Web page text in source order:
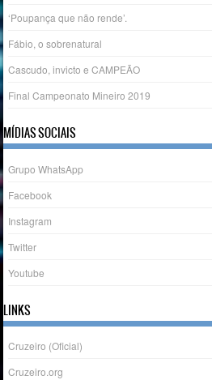
‘Poupança que não rende’.
Fábio, o sobrenatural
Cascudo, invicto e CAMPEÃO
Final Campeonato Mineiro 2019
MÍDIAS SOCIAIS
Grupo WhatsApp
Facebook
Instagram
Twitter
Youtube
LINKS
Cruzeiro (Oficial)
Cruzeiro.org